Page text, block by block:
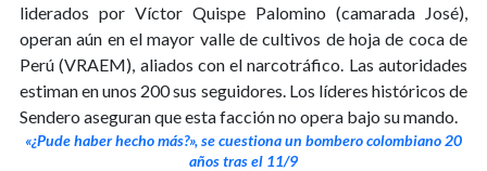
liderados por Víctor Quispe Palomino (camarada José),
operan aún en el mayor valle de cultivos de hoja de coca de
Perú (VRAEM), aliados con el narcotráfico. Las autoridades
estiman en unos 200 sus seguidores. Los líderes históricos de
Sendero aseguran que esta facción no opera bajo su mando.
«¿Pude haber hecho más?», se cuestiona un bombero colombiano 20
años tras el 11/9